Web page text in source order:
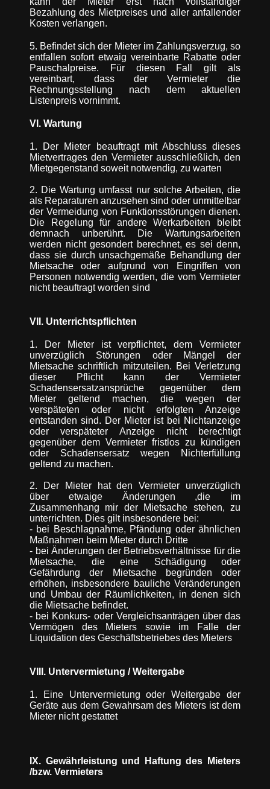
Bezahlung des Mietpreises und aller anfallender
Kosten verlangen.
5. Befindet sich der Mieter im Zahlungsverzug, so
entfallen sofort etwaig vereinbarte Rabatte oder
Pauschalpreise. Für diesen Fall gilt als
vereinbart, dass der Vermieter die
Rechnungsstellung nach dem aktuellen
Listenpreis vornimmt.
VI. Wartung
1. Der Mieter beauftragt mit Abschluss dieses
Mietvertrages den Vermieter ausschließlich, den
Mietgegenstand soweit notwendig, zu warten
2. Die Wartung umfasst nur solche Arbeiten, die
als Reparaturen anzusehen sind oder unmittelbar
der Vermeidung von Funktionsstörungen dienen.
Die Regelung für andere Werkarbeiten bleibt
demnach unberührt. Die Wartungsarbeiten
werden nicht gesondert berechnet, es sei denn,
dass sie durch unsachgemäße Behandlung der
Mietsache oder aufgrund von Eingriffen von
Personen notwendig werden, die vom Vermieter
nicht beauftragt worden sind
VII. Unterrichtspflichten
1. Der Mieter ist verpflichtet, dem Vermieter
unverzüglich Störungen oder Mängel der
Mietsache schriftlich mitzuteilen. Bei Verletzung
dieser Pflicht kann der Vermieter
Schadensersatzansprüche gegenüber dem
Mieter geltend machen, die wegen der
verspäteten oder nicht erfolgten Anzeige
entstanden sind. Der Mieter ist bei Nichtanzeige
oder verspäteter Anzeige nicht berechtigt
gegenüber dem Vermieter fristlos zu kündigen
oder Schadensersatz wegen Nichterfüllung
geltend zu machen.
2. Der Mieter hat den Vermieter unverzüglich
über etwaige Änderungen ,die im
Zusammenhang mir der Mietsache stehen, zu
unterrichten. Dies gilt insbesondere bei:
- bei Beschlagnahme, Pfändung oder ähnlichen
Maßnahmen beim Mieter durch Dritte
- bei Änderungen der Betriebsverhältnisse für die
Mietsache, die eine Schädigung oder
Gefährdung der Mietsache begründen oder
erhöhen, insbesondere bauliche Veränderungen
und Umbau der Räumlichkeiten, in denen sich
die Mietsache befindet.
- bei Konkurs- oder Vergleichsanträgen über das
Vermögen des Mieters sowie im Falle der
Liquidation des Geschäftsbetriebes des Mieters
VIII. Untervermietung / Weitergabe
1. Eine Untervermietung oder Weitergabe der
Geräte aus dem Gewahrsam des Mieters ist dem
Mieter nicht gestattet
IX. Gewährleistung und Haftung des Mieters
/bzw. Vermieters